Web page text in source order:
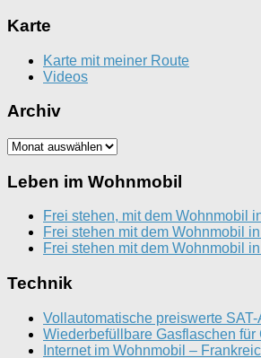
Karte
Karte mit meiner Route
Videos
Archiv
Archiv
Leben im Wohnmobil
Frei stehen, mit dem Wohnmobil
Frei stehen mit dem Wohnmobil
Frei stehen mit dem Wohnmobil
Technik
Vollautomatische preiswerte
Wiederbefüllbare Gasflaschen
Internet im Wohnmobil –